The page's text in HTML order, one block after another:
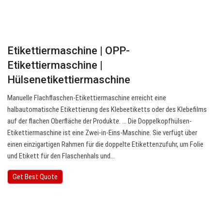
Etikettiermaschine | OPP-
Etikettiermaschine |
Hülsenetikettiermaschine
Manuelle Flachflaschen-Etikettiermaschine erreicht eine
halbautomatische Etikettierung des Klebeetiketts oder des Klebefilms
auf der flachen Oberfläche der Produkte. … Die Doppelkopfhülsen-
Etikettiermaschine ist eine Zwei-in-Eins-Maschine. Sie verfügt über
einen einzigartigen Rahmen für die doppelte Etikettenzufuhr, um Folie
und Etikett für den Flaschenhals und…
Get Best Quote